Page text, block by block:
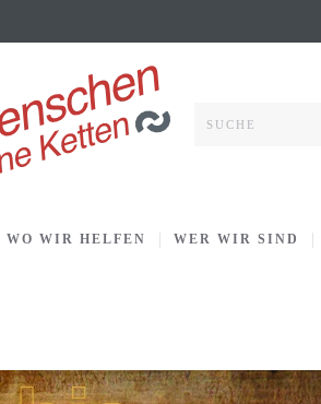
WO WIR HELFEN WER WIR SIND